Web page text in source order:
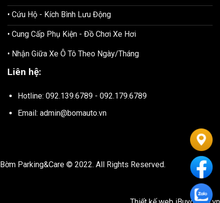
• Cứu Hộ - Kích Bình Lưu Động
• Cung Cấp Phụ Kiện - Đồ Chơi Xe Hơi
• Nhận Giữa Xe Ô Tô Theo Ngày/Tháng
Liên hệ:
Hotline: 092.139.6789 - 092.179.6789
Email: admin@bomauto.vn
Bờm Parking&Care © 2022. All Rights Reserved.